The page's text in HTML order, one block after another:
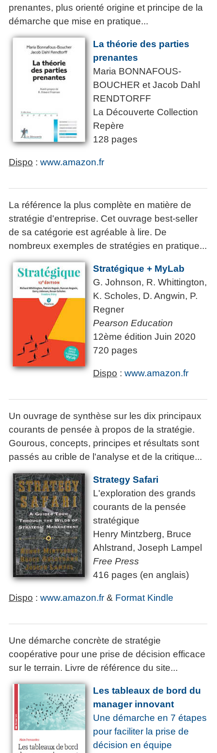
prenantes, plus orienté origine et principe de la
démarche que mise en pratique...
La théorie des parties
prenantes
Maria BONNAFOUS-
BOUCHER et Jacob Dahl
RENDTORFF
La Découverte Collection
Repère
128 pages
Dispo : www.amazon.fr
La référence la plus complète en matière de
stratégie d'entreprise. Cet ouvrage best-seller
de sa catégorie est agréable à lire. De
nombreux exemples de stratégies en pratique...
Stratégique + MyLab
G. Johnson, R. Whittington,
K. Scholes, D. Angwin, P.
Regner
Pearson Education
12ème édition Juin 2020
720 pages
Dispo : www.amazon.fr
Un ouvrage de synthèse sur les dix principaux
courants de pensée à propos de la stratégie.
Gourous, concepts, principes et résultats sont
passés au crible de l'analyse et de la critique...
Strategy Safari
L'exploration des grands
courants de la pensée
stratégique
Henry Mintzberg, Bruce
Ahlstrand, Joseph Lampel
Free Press
416 pages (en anglais)
Dispo : www.amazon.fr & Format Kindle
Une démarche concrète de stratégie
coopérative pour une prise de décision efficace
sur le terrain. Livre de référence du site...
Les tableaux de bord du
manager innovant
Une démarche en 7 étapes
pour faciliter la prise de
décision en équipe